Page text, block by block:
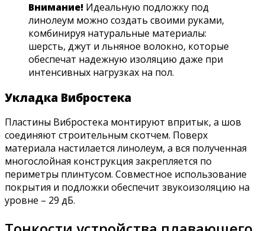
Внимание! Идеальную подложку под
линолеум можно создать своими руками,
комбинируя натуральные материалы:
шерсть, джут и льняное волокно, которые
обеспечат надежную изоляцию даже при
интенсивных нагрузках на пол.
Укладка Вибростека
Пластины Вибростека монтируют впритык, а шов
соединяют строительным скотчем. Поверх
материала настилается линолеум, а вся полученная
многослойная конструкция закрепляется по
периметры плинтусом. Совместное использование
покрытия и подложки обеспечит звукоизоляцию на
уровне – 29 дБ.